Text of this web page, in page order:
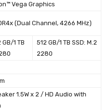
Vega Graphics
(Dual Channel, 4266 MHz)
1 TB
512 GB/1 TB SSD: M.2
2280
1.5W x 2 / HD Audio with